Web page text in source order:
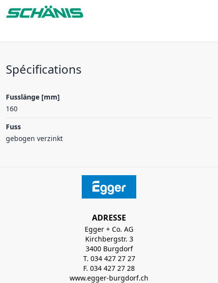
Spécifications
Fusslänge [mm]
160
Fuss
gebogen verzinkt
ADRESSE
Egger + Co. AG
Kirchbergstr. 3
3400 Burgdorf
T. 034 427 27 27
F. 034 427 27 28
www.egger-burgdorf.ch